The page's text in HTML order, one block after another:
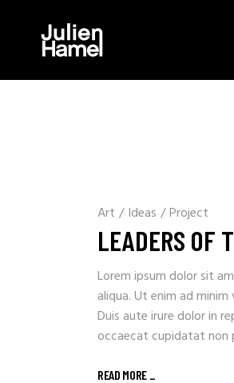
Art / Ideas /Project
LEADERS OF
Lorem ipsum dolor sit
aliqua. Ut enim ad
Duis aute irure dolor in
occaecat cupidatat non
READ MORE _